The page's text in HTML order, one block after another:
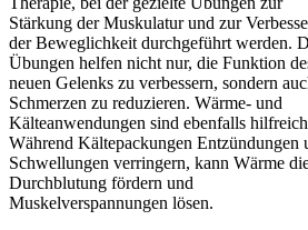
Stärkung der Muskulatur und zur
der Beweglichkeit durchgeführt werden.
Übungen helfen nicht nur, die Funktion
neuen Gelenks zu verbessern, sondern
Schmerzen zu reduzieren. Wärme- und
Kälteanwendungen sind ebenfalls
Während Kältepackungen Entzündungen
Schwellungen verringern, kann Wärme
Durchblutung fördern und
Muskelverspannungen lösen.